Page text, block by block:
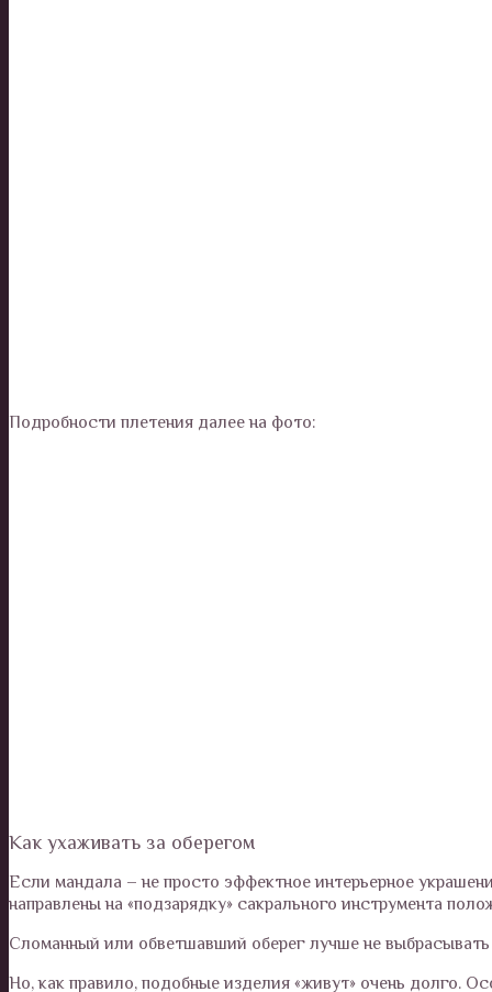
Подробности плетения далее на фото:
Как ухаживать за оберегом
Если мандала – не просто эффектное интерьерное
направлены на «подзарядку» сакрального инструмента
Сломанный или обветшавший оберег лучше не выбрасывать
Но, как правило, подобные изделия «живут» очень долго.